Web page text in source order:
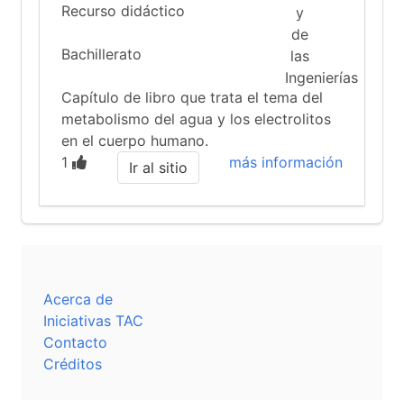
Recurso didáctico
Bachillerato
Capítulo de libro que trata el tema del
metabolismo del agua y los electrolitos
en el cuerpo humano.
1
más información
Ir al sitio
Acerca de
Iniciativas TAC
Contacto
Créditos